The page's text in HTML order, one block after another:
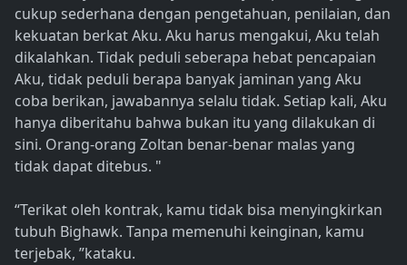
cukup sederhana dengan pengetahuan, penilaian, dan
kekuatan berkat Aku. Aku harus mengakui, Aku telah
dikalahkan. Tidak peduli seberapa hebat pencapaian
Aku, tidak peduli berapa banyak jaminan yang Aku
coba berikan, jawabannya selalu tidak. Setiap kali, Aku
hanya diberitahu bahwa bukan itu yang dilakukan di
sini. Orang-orang Zoltan benar-benar malas yang
tidak dapat ditebus. "
“Terikat oleh kontrak, kamu tidak bisa menyingkirkan
tubuh Bighawk. Tanpa memenuhi keinginan, kamu
terjebak, ”kataku.